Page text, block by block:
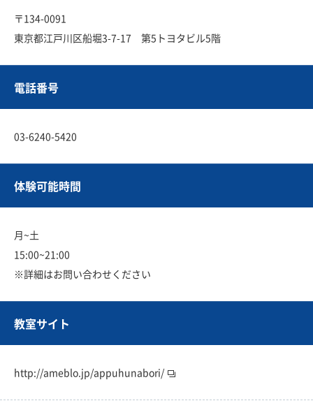
〒134-0091
東京都江戸川区船堀3-7-17 第5トヨタビル5階
電話番号
03-6240-5420
体験可能時間
月~土
15:00~21:00
※詳細はお問い合わせください
教室サイト
http://ameblo.jp/appuhunabori/